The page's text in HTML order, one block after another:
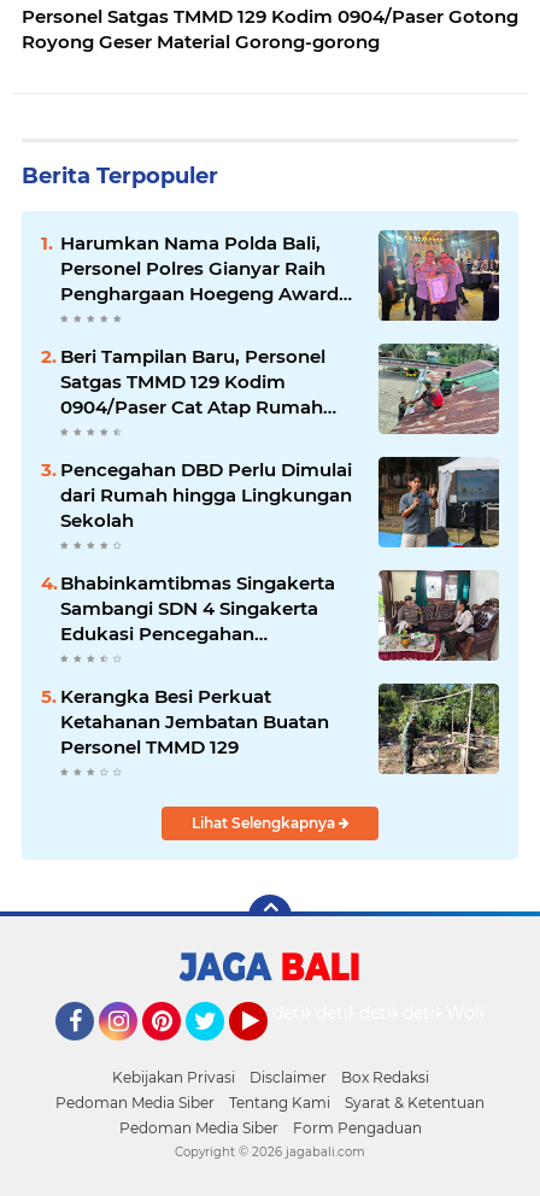
Personel Satgas TMMD 129 Kodim 0904/Paser Gotong
Royong Geser Material Gorong-gorong
Berita Terpopuler
Harumkan Nama Polda Bali,
Personel Polres Gianyar Raih
Penghargaan Hoegeng Awards
2026
Beri Tampilan Baru, Personel
Satgas TMMD 129 Kodim
0904/Paser Cat Atap Rumah
Marbot
Pencegahan DBD Perlu Dimulai
dari Rumah hingga Lingkungan
Sekolah
Bhabinkamtibmas Singakerta
Sambangi SDN 4 Singakerta
Edukasi Pencegahan
Penculikan Anak
Kerangka Besi Perkuat
Ketahanan Jembatan Buatan
Personel TMMD 129
Lihat Selengkapnya
Kebijakan Privasi Disclaimer
Box Redaksi
Pedoman Media Siber
Tentang Kami
Syarat & Ketentuan
Pedoman Media Siber
Form Pengaduan
Copyright © 2026 jagabali.com